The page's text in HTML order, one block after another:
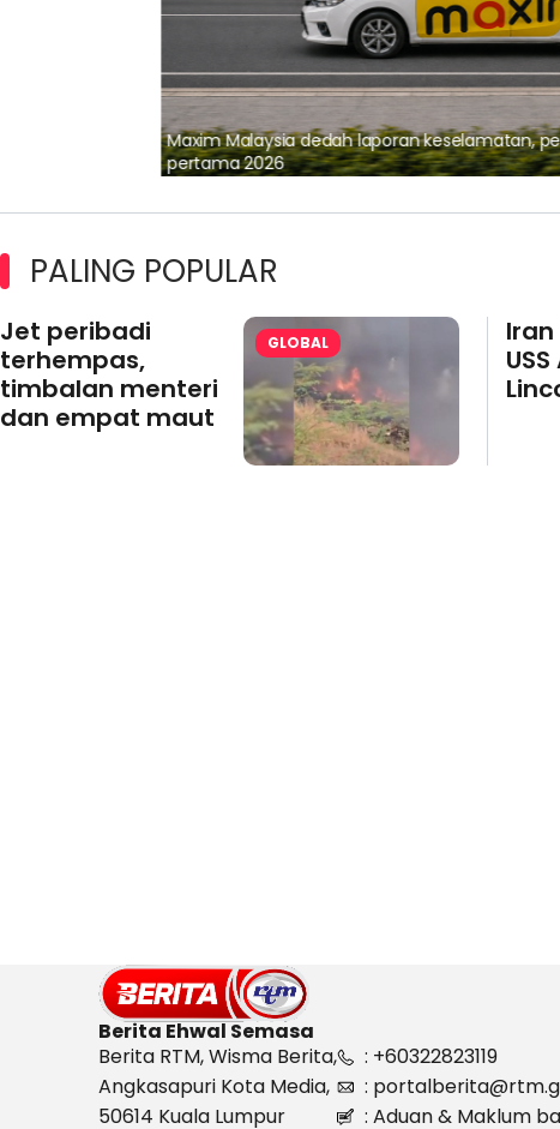
Maxim Malaysia dedah laporan keselamatan,
pertama 2026
PALING POPULAR
Jet peribadi
terhempas,
timbalan menteri
dan empat maut
GLOBAL
Berita Ehwal Semasa
Berita RTM, Wisma Berita,
Angkasapuri Kota Media,
50614 Kuala Lumpur
: +60322823119
:
: Aduan & Maklum